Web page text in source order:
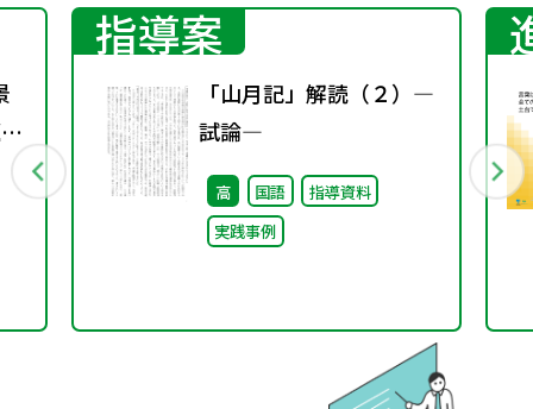
指導案
「山月記」解読（２）―
試論―
高 国語
指導資料
実践事例